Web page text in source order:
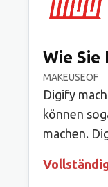
Wie
MAKEUSEOF
Digify
können
machen.